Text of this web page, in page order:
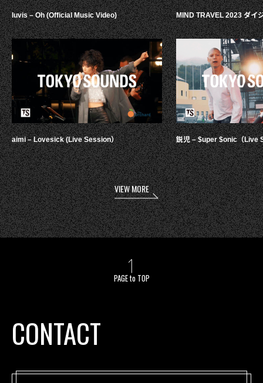
luvis – Oh (Official Music Video)
aimi – Lovesick (Live Session）
MIND TRAVEL 2023 ダイ
鋭児 – $uper $onic（Live
VIEW MORE
PAGE to TOP
CONTACT